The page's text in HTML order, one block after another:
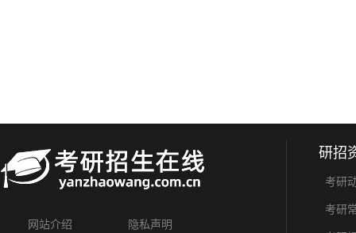
网站介绍 隐私声明
研招
考研
考研